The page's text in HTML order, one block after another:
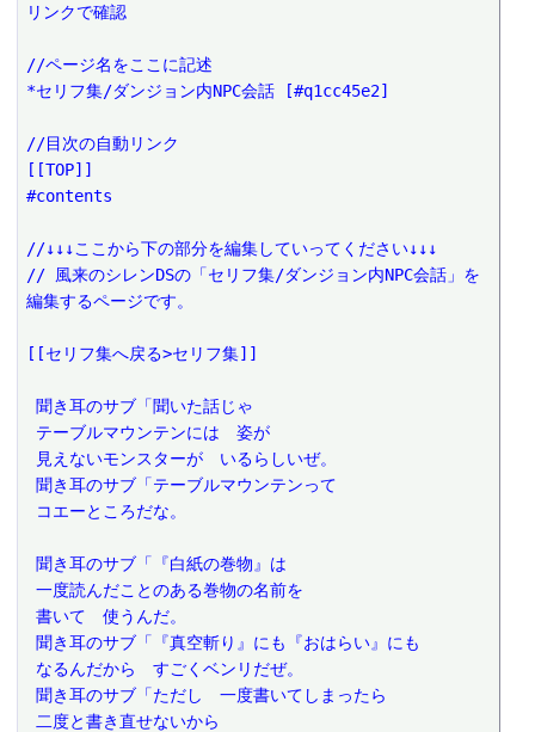
リンクで確認
//ページ名をここに記述
*セリフ集/ダンジョン内NPC会話 [#q1cc45e2]
//目次の自動リンク
[[TOP]]
#contents
//↓↓↓ここから下の部分を編集していってください↓↓↓
// 風来のシレンDSの「セリフ集/ダンジョン内NPC会話」を
編集するページです。
[[セリフ集へ戻る>セリフ集]]
聞き耳のサブ「聞いた話じゃ
テーブルマウンテンには　姿が
見えないモンスターが　いるらしいぜ。
聞き耳のサブ「テーブルマウンテンって
コエーところだな。
聞き耳のサブ「『白紙の巻物』は
一度読んだことのある巻物の名前を
書いて　使うんだ。
聞き耳のサブ「『真空斬り』にも『おはらい』にも
なるんだから　すごくベンリだぜ。
聞き耳のサブ「ただし　一度書いてしまったら
二度と書き直せないから